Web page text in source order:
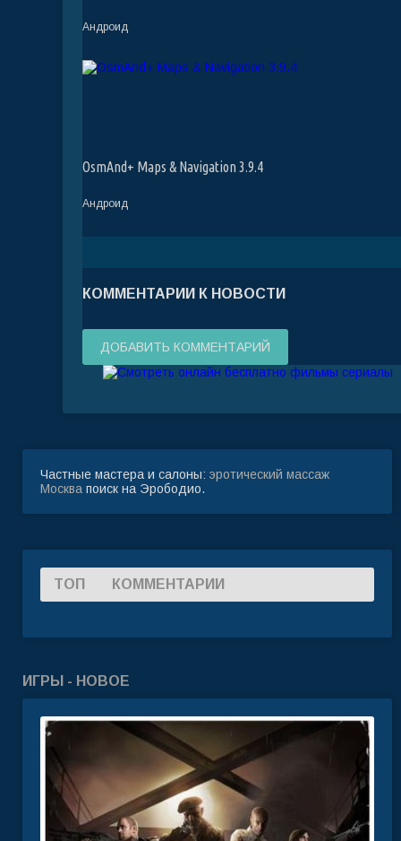
Андроид
OsmAnd+ Maps & Navigation 3.9.4
Андроид
КОММЕНТАРИИ К НОВОСТИ
ДОБАВИТЬ КОММЕНТАРИЙ
Частные мастера и салоны: эротический массаж
Москва поиск на Эрободио.
ТОП КОММЕНТАРИИ
ИГРЫ - НОВОЕ